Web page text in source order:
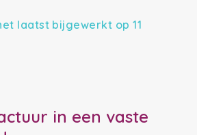
laatst bijgewerkt op 11
in een vaste